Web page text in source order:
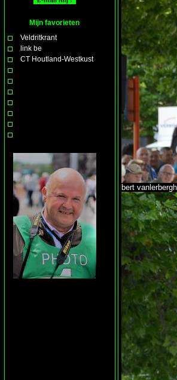
Mijn favorieten
Veldritkrant
link be
CT Houtland-Westkust
bert